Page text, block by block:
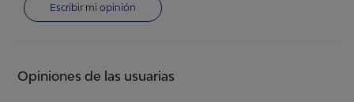
Escribir mi opinión
Opiniones de las usuarias